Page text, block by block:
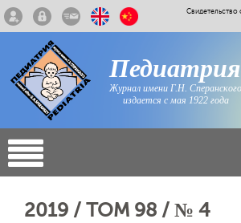
Педиатрия
Журнал имени Г.Н. Сперанского
издается с мая 1922 года
2019 / ТОМ 98 / № 4